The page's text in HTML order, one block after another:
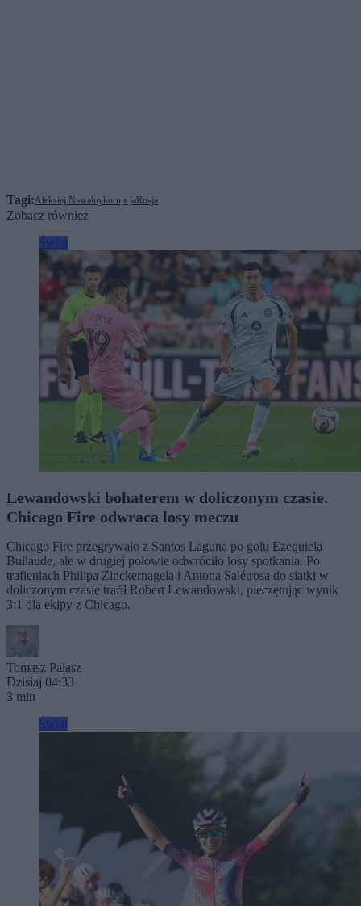
Tagi:Aleksiej Nawalnykorupcja Rosja
Zobacz również
Lewandowski bohaterem w doliczonym czasie.
Chicago Fire odwraca losy meczu
Chicago Fire przegrywało z Santos Laguna po golu Ezequiela
Bullaude, ale w drugiej połowie odwróciło losy spotkania. Po
trafieniach Philipa Zinckernagela i Antona Salétrosa do siatki w
doliczonym czasie trafił Robert Lewandowski, pieczętując wynik
3:1 dla ekipy z Chicago.
Tomasz Pałasz
Dzisiaj 04:33
3 min